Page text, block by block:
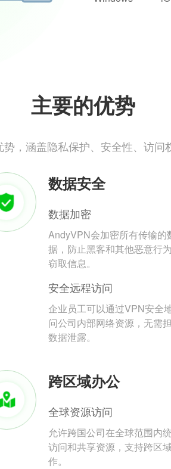
主要的优势
，涵盖隐私保护、安全性、访问
数据安全
数据加密
AndyVPN会加密所有传输的
据，防止黑客和其他恶意行
窃取信息。
安全远程访问
企业员工可以通过VPN安全
问公司内部网络资源，无需
数据泄露。
跨区域办公
全球资源访问
允许跨国公司在全球范围内
访问和共享资源，支持跨区
作。